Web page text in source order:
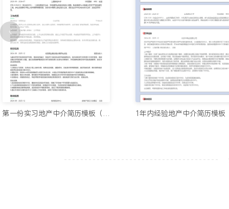
户；处理交易过程中出现的突发问题，如银行审批延迟或物业交割
成；累计独立完成二手房买卖交易XXX单，协助完成合同签署XXX份
控制在XXX天内。
5.售后服务：在客户交易完成后进行定期回访，询问居住或出租情况
维护关系；为客户提供简单的物业咨询、家政服务推荐等增值帮助
卖或朋友亲戚的购房需求，获取转介绍客源；建立客户服务档案，
与可能的换房节点；老客户转介绍成交占个人总业绩的XXX%，客户
X.X。
6.数据分析：每日记录个人房源带看、客户跟进及谈判进展，形成
整，个人月度业绩目标完成率从最初的XX%提升至XXX%，平均成交